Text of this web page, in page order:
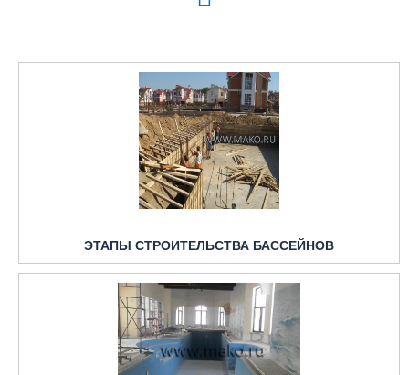
ЭТАПЫ СТРОИТЕЛЬСТВА БАССЕЙНОВ